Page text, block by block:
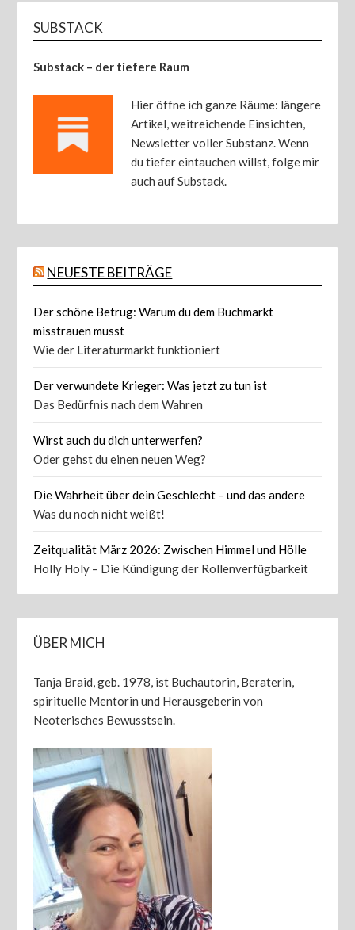
SUBSTACK
Substack – der tiefere Raum
Hier öffne ich ganze Räume: längere
Artikel, weitreichende Einsichten,
Newsletter voller Substanz. Wenn
du tiefer eintauchen willst, folge mir
auch auf Substack.
NEUESTE BEITRÄGE
Der schöne Betrug: Warum du dem Buchmarkt
misstrauen musst
Wie der Literaturmarkt funktioniert
Der verwundete Krieger: Was jetzt zu tun ist
Das Bedürfnis nach dem Wahren
Wirst auch du dich unterwerfen?
Oder gehst du einen neuen Weg?
Die Wahrheit über dein Geschlecht – und das andere
Was du noch nicht weißt!
Zeitqualität März 2026: Zwischen Himmel und Hölle
Holly Holy – Die Kündigung der Rollenverfügbarkeit
ÜBER MICH
Tanja Braid, geb. 1978, ist Buchautorin, Beraterin,
spirituelle Mentorin und Herausgeberin von
Neoterisches Bewusstsein.